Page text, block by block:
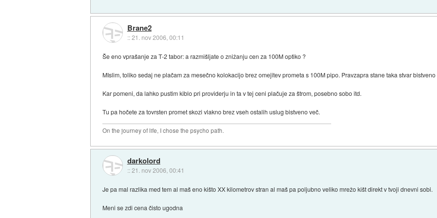
Brane2
::21. nov 2006, 00:11
Še eno vprašanje za T-2 tabor: a razmišljate o znižanju cen za 100M optiko ?
MIslim, toliko sedaj ne plačam za mesečno kolokacijo brez omejitev prometa s 100M pipo. Pravzapra stane taka stvar bistveno
Kar pomeni, da lahko pustim kiblo pri providerju in ta v tej ceni plačuje za štrom, posebno sobo itd.
Tu pa hočete za tovrsten promet skozi vlakno brez vseh ostalih uslug bistveno več.
On the journey of life, I chose the psycho path.
darkolord
::21. nov 2006, 00:41
Je pa mal razlika med tem al maš eno kišto XX kilometrov stran al maš pa poljubno veliko mrežo kišt direkt v tvoji dnevni sobi.
Meni se zdi cena čisto ugodna